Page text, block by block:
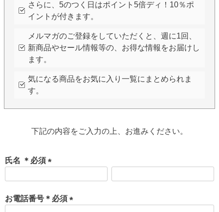
さらに、5のつく日はポイント5倍ディ！10％ポ
イントが付きます。
メルマガのご登録をしていただくと、週に1回、
新商品やセール情報等の、お得な情報をお届けし
ます。
気になる商品をお気に入り一覧にまとめられま
す。
下記の内容をご入力の上、お進みください。
氏名 ＊必須
須
お電話番号＊必須